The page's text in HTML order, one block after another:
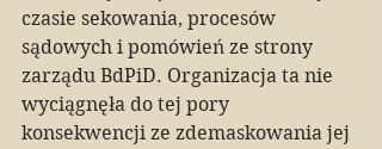
czasie sekowania, procesów
sądowych i pomówień ze strony
zarządu BdPiD. Organizacja ta nie
wyciągnęła do tej pory
konsekwencji ze zdemaskowania jej